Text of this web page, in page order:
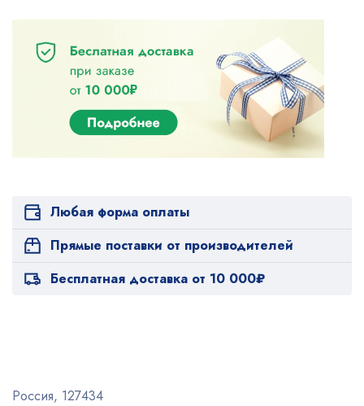
Любая форма оплаты
Прямые поставки от производителей
Бесплатная доставка от 10 000₽
Россия, 127434